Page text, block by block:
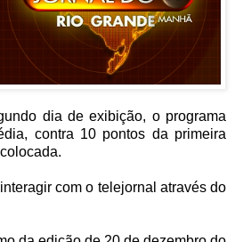
dia de exibição, o programa
contra 10 pontos da primeira
com o telejornal através do